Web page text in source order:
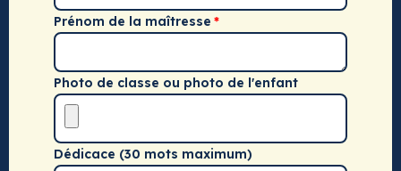
Prénom de la maîtresse
Photo de classe ou photo de l'enfant
Dédicace (30 mots maximum)